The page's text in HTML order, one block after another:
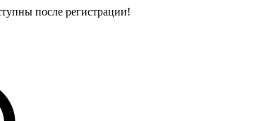
после регистрации!